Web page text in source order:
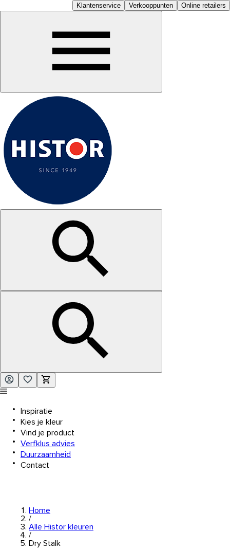
Klantenservice Verkooppunten Online retailers
Inspiratie
Kies je kleur
Vind je product
Verfklus advies
Duurzaamheid
Contact
Home
/
Alle Histor kleuren
/
Dry Stalk